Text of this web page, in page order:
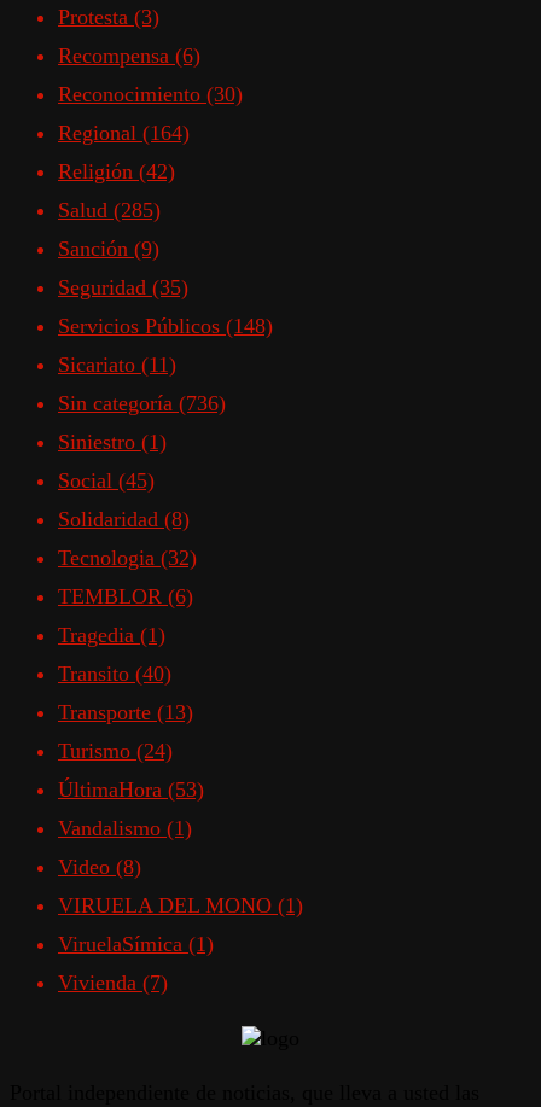
Protesta (3)
Recompensa (6)
Reconocimiento (30)
Regional (164)
Religión (42)
Salud (285)
Sanción (9)
Seguridad (35)
Servicios Públicos (148)
Sicariato (11)
Sin categoría (736)
Siniestro (1)
Social (45)
Solidaridad (8)
Tecnologia (32)
TEMBLOR (6)
Tragedia (1)
Transito (40)
Transporte (13)
Turismo (24)
ÚltimaHora (53)
Vandalismo (1)
Video (8)
VIRUELA DEL MONO (1)
ViruelaSímica (1)
Vivienda (7)